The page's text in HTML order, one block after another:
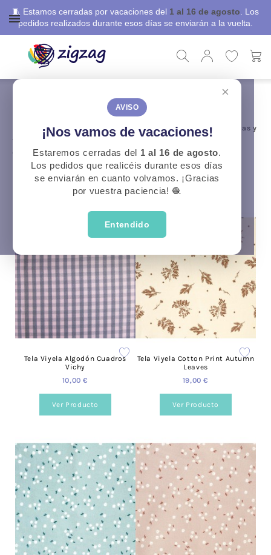
🧵 Estamos cerradas por vacaciones del 1 al 16 de agosto . Los
pedidos realizados durante esos días se enviarán a la vuelta.
×
AVISO
¡Nos vamos de vacaciones!
Estaremos cerradas del 1 al 16 de agosto.
Los pedidos que realicéis durante esos días
se enviarán en cuanto volvamos. ¡Gracias
por vuestra paciencia! 🧶
Entendido
Comprar tela viyela online
En Zigzag Mercería Creativa tenemos una gran variedad de telas y
tejidos
que se amoldan a la perfección a todo tipo de
confecciones.
CATEGORÍAS
Tela Viyela Algodón Cuadros
Vichy
10,00 €
Ver Producto
Tela Viyela Cotton Print Autumn
Leaves
19,00 €
Ver Producto